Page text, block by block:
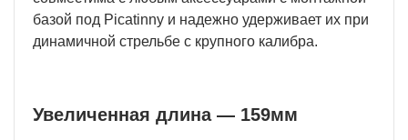
базой под Picatinny и надежно удерживает их при
динамичной стрельбе с крупного калибра.
Увеличенная длина — 159мм